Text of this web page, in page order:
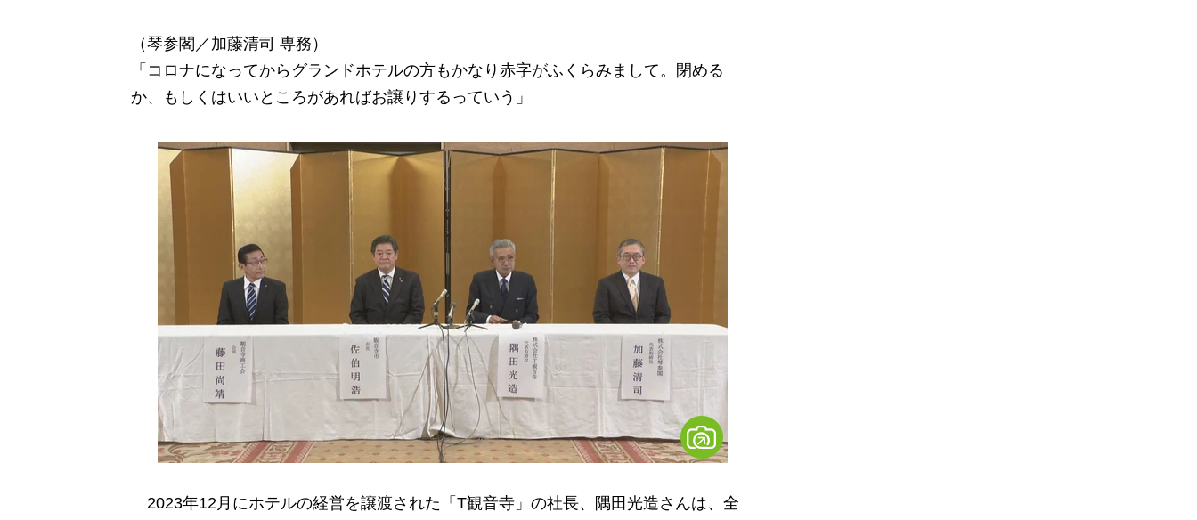
（琴参閣／加藤清司 専務）
「コロナになってからグランドホテルの方もかなり赤字がふくらみまして。閉める
か、もしくはいいところがあればお譲りするっていう」
2023年12月にホテルの経営を譲渡された「T観音寺」の社長、隅田光造さんは、全